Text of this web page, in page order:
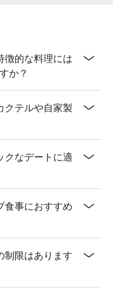
徴的な料理には
か？
クテルや自家製
クなデートに適
食事におすすめ
制限はあります